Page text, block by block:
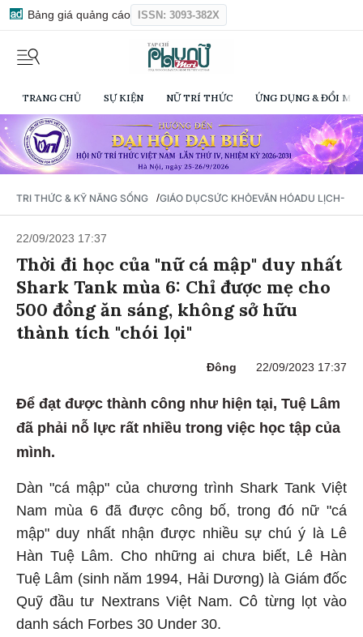
Bảng giá quảng cáo ISSN: 3093-382X
TRANG CHỦ SỰ KIỆN NỮ TRÍ THỨC ỨNG DỤNG & ĐỔI
TRI THỨC & KỸ NĂNG SỐNG /GIÁO DỤCSỨC KHỎEVĂN HÓADU LỊCH-
22/09/2023 17:37
Thời đi học của "nữ cá mập" duy nhất
Shark Tank mùa 6: Chỉ được mẹ cho
500 đồng ăn sáng, không sở hữu
thành tích "chói lọi"
Đông 22/09/2023 17:37
Để đạt được thành công như hiện tại, Tuệ Lâm
đã phải nỗ lực rất nhiều trong việc học tập của
mình.
Dàn "cá mập" của chương trình Shark Tank Việt
Nam mùa 6 đã được công bố, trong đó nữ "cá
mập" duy nhất nhận được nhiều sự chú ý là Lê
Hàn Tuệ Lâm. Cho những ai chưa biết, Lê Hàn
Tuệ Lâm (sinh năm 1994, Hải Dương) là Giám đốc
Quỹ đầu tư Nextrans Việt Nam. Cô từng lọt vào
danh sách Forbes 30 Under 30.